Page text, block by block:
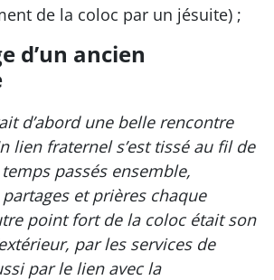
de la coloc par un jésuite) ;
d’un ancien
d’abord une belle rencontre
lien fraternel s’est tissé au fil de
passés ensemble,
et prières chaque
point fort de la coloc était son
par les services de
par le lien avec la